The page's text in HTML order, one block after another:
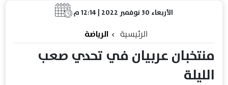
الأربعاء 30 نوفمبر 2022 | 12:14 م
الرئيسية الرياضة
منتخبان عربيان في تحدي صعب
الليلة